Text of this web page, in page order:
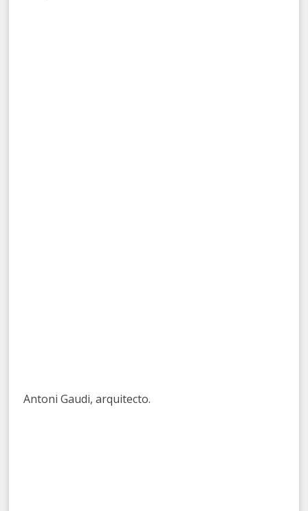
Antoni Gaudi, arquitecto.